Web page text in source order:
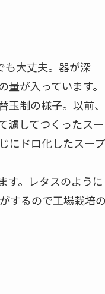
も大丈夫。器が深
が入っています。
制の様子。以前、
濾してつくったスー
にドロ化したスープ
す。レタスのように
するので工場栽培